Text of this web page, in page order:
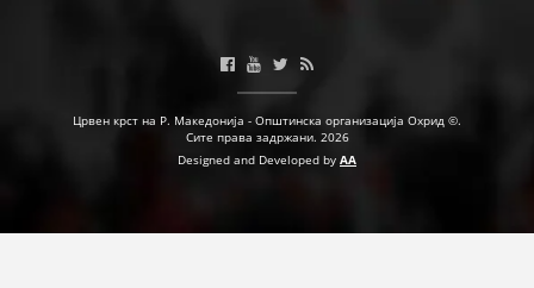
Црвен крст на Р. Македонија - Општинска организација Охрид ©.
Сите права задржани. 2026
Designed and Developed by AA